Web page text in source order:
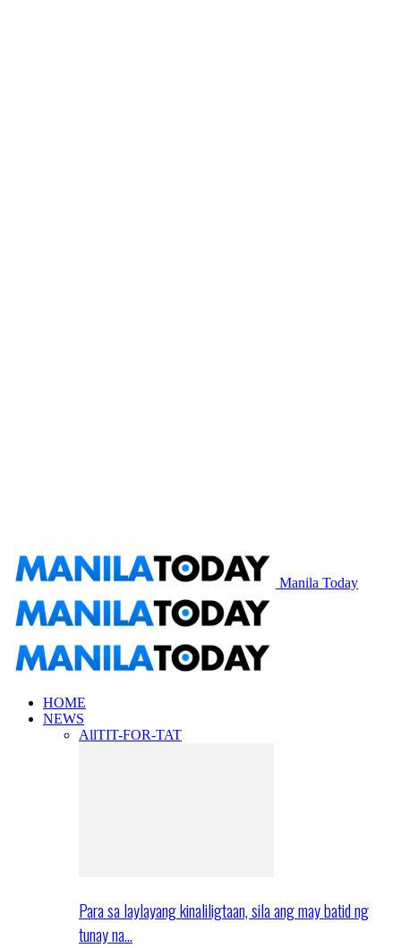
Manila Today
HOME
NEWS
AllTIT-FOR-TAT
Para sa laylayang kinaliligtaan, sila ang may batid ng
tunay na…